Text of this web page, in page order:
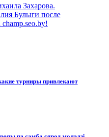
Захарова.
Булыги после
турниры привлекают